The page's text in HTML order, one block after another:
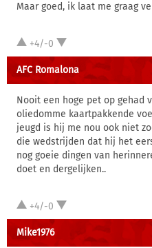
Maar goed, ik laat me graag
+4/-0
AFC Romalona
Nooit een hoge pet op gehad
oliedomme kaartpakkende
jeugd is hij me nou ook niet
die wedstrijden dat hij het
nog goeie dingen van
doet en dergelijken..
+4/-0
Mike1976